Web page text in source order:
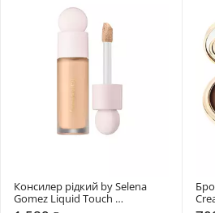
Консилер рідкий by Selena
Gomez Liquid Touch